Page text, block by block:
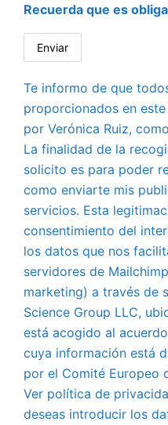
Recuerda que es
Te informo de que
proporcionados en
por Verónica Ruiz,
La finalidad de la
solicito es para poder
como enviarte mis
servicios. Esta
consentimiento del
los datos que nos
servidores de
marketing) a través de
Science Group LLC,
está acogido al
cuya información está
por el Comité Europeo
Ver política de
deseas introducir los